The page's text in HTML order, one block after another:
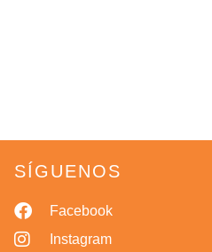
SÍGUENOS
Facebook
Instagram